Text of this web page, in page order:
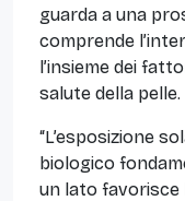
guarda a una
comprende
l’insieme dei
salute della pelle.
“L’esposizione
biologico
un lato favorisce